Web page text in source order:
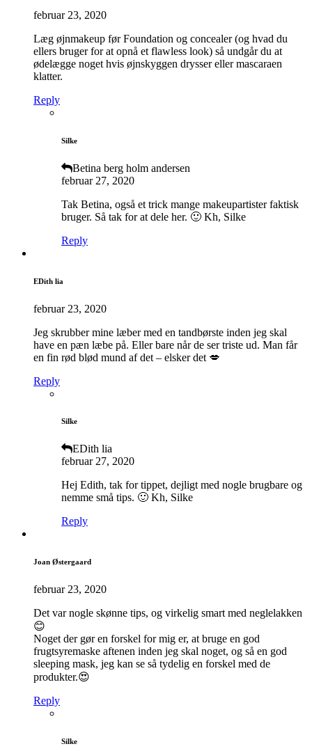
februar 23, 2020
Læg øjnmakeup før Foundation og concealer (og hvad du
ellers bruger for at opnå et flawless look) så undgår du at
ødelægge noget hvis øjnskyggen drysser eller mascaraen
klatter.
Reply
Silke
Betina berg holm andersen
februar 27, 2020
Tak Betina, også et trick mange makeupartister faktisk
bruger. Så tak for at dele her. 🙂 Kh, Silke
Reply
EDith lia
februar 23, 2020
Jeg skrubber mine læber med en tandbørste inden jeg skal
have en pæn læbe på. Eller bare når de ser triste ud. Man får
en fin rød blød mund af det – elsker det 💋
Reply
Silke
EDith lia
februar 27, 2020
Hej Edith, tak for tippet, dejligt med nogle brugbare og
nemme små tips. 🙂 Kh, Silke
Reply
Joan Østergaard
februar 23, 2020
Det var nogle skønne tips, og virkelig smart med neglelakken
😊
Noget der gør en forskel for mig er, at bruge en god
frugtsyremaske aftenen inden jeg skal noget, og så en god
sleeping mask, jeg kan se så tydelig en forskel med de
produkter.😍
Reply
Silke